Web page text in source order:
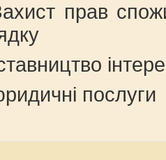
послуги